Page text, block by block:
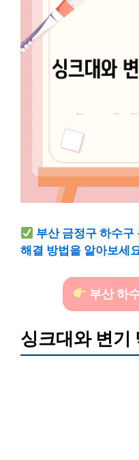
부산 금정구 하수구
해결 방법을 알아보세
부산 하
싱크대와 변기